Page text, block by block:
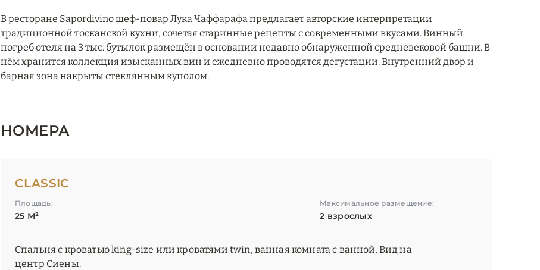
В ресторане Sapordivino шеф-повар Лука Чаффарафа предлагает авторские интерпретации
традиционной тосканской кухни, сочетая старинные рецепты с современными вкусами. Винный
погреб отеля на 3 тыс. бутылок размещён в основании недавно обнаруженной средневековой башни. В
нём хранится коллекция изысканных вин и ежедневно проводятся дегустации. Внутренний двор и
барная зона накрыты стеклянным куполом.
НОМЕРА
CLASSIC
Площадь:
25 М²
Максимальное размещение:
2 взрослых
Спальня с кроватью king-size или кроватями twin, ванная комната с ванной. Вид на
центр Сиены.